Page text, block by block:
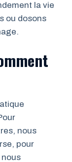
la vie
ou dosons
nous
pour